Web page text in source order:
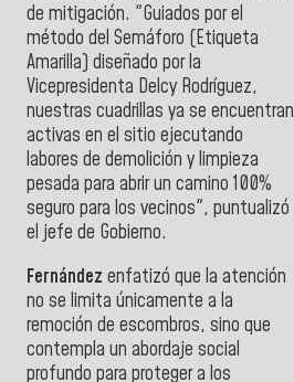
de mitigación. "Guiados por el
método del Semáforo (Etiqueta
Amarilla) diseñado por la
Vicepresidenta Delcy Rodríguez,
nuestras cuadrillas ya se encuentran
activas en el sitio ejecutando
labores de demolición y limpieza
pesada para abrir un camino 100%
seguro para los vecinos", puntualizó
el jefe de Gobierno.
Fernández enfatizó que la atención
no se limita únicamente a la
remoción de escombros, sino que
contempla un abordaje social
profundo para proteger a los